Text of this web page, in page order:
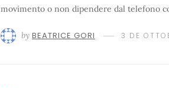
movimento o non dipendere dal telefono
by BEATRICE GORI 3 DE